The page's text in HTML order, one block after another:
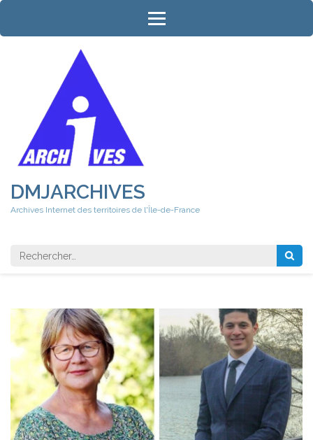
Aller
contenu
DMJARCHIVES
Archives Internet des territoires de l'Île-de-France
Rechercher